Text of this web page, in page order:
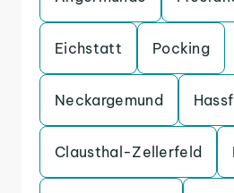
Eichstatt Pocking
Neckargemund
Clausthal-Zellerfeld